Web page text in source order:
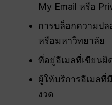
My Email หรือ
การบล็อกความป
หรือมหาวิทยาลัย
ที่อยู่อีเมลที่เขียนผิ
ผู้ให้บริการอีเมลที่
งวด